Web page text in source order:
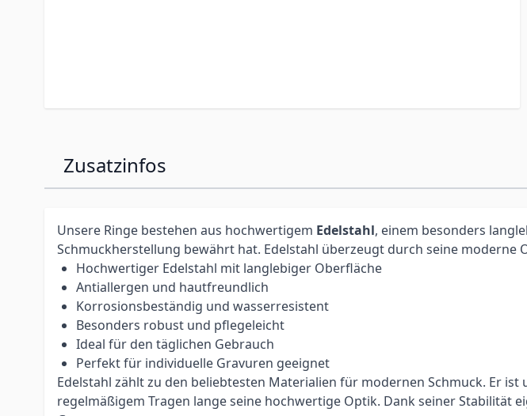
Zusatzinfos
Unsere Ringe bestehen aus hochwertigem Edelstahl, einem besonders
Schmuckherstellung bewährt hat. Edelstahl überzeugt durch seine
Hochwertiger Edelstahl mit langlebiger Oberfläche
Antiallergen und hautfreundlich
Korrosionsbeständig und wasserresistent
Besonders robust und pflegeleicht
Ideal für den täglichen Gebrauch
Perfekt für individuelle Gravuren geeignet
Edelstahl zählt zu den beliebtesten Materialien für modernen Schmuck. Er
regelmäßigem Tragen lange seine hochwertige Optik. Dank seiner Stabilität